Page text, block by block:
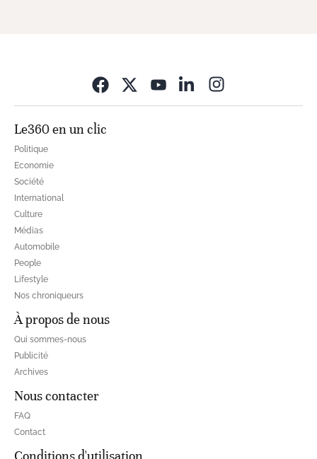
Le360 en un clic
Politique
Economie
Société
International
Culture
Médias
Automobile
People
Lifestyle
Nos chroniqueurs
À propos de nous
Qui sommes-nous
Publicité
Archives
Nous contacter
FAQ
Contact
Conditions d'utilisation